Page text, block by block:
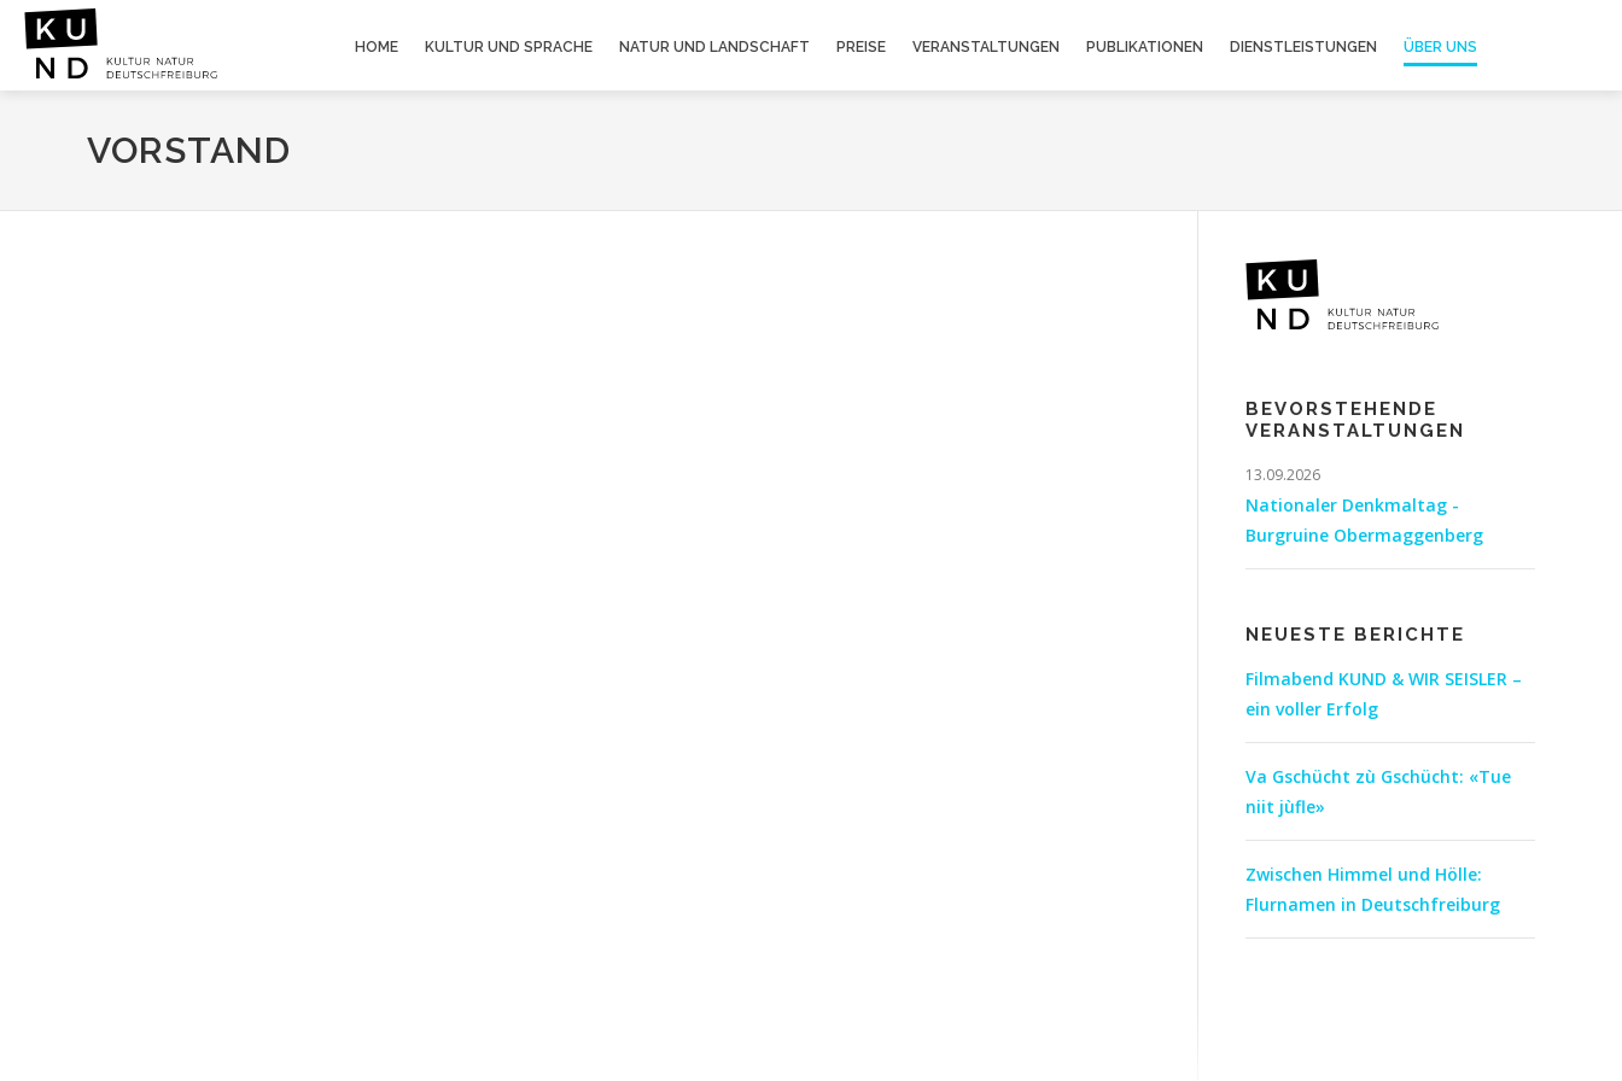
HOME KULTUR UND SPRACHE NATUR UND LANDSCHAFT PREISE VERANSTALTUNGEN PUBLIKATIONEN DIENSTLEISTUNGEN ÜBER UNS
VORSTAND
BEVORSTEHENDE
VERANSTALTUNGEN
13.09.2026
Nationaler Denkmaltag -
Burgruine Obermaggenberg
NEUESTE BERICHTE
Filmabend KUND & WIR SEISLER –
ein voller Erfolg
Va Gschücht zù Gschücht: «Tue
niit jùfle»
Zwischen Himmel und Hölle:
Flurnamen in Deutschfreiburg